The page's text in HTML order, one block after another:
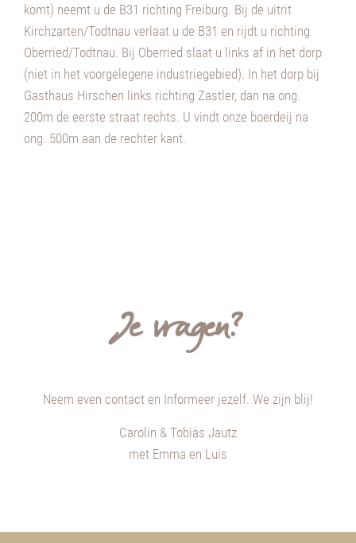
komt) neemt u de B31 richting Freiburg. Bij de uitrit
Kirchzarten/Todtnau verlaat u de B31 en rijdt u richting
Oberried/Todtnau. Bij Oberried slaat u links af in het dorp
(niet in het voorgelegene industriegebied). In het dorp bij
Gasthaus Hirschen links richting Zastler, dan na ong.
200m de eerste straat rechts. U vindt onze boerdeij na
ong. 500m aan de rechter kant.
Je vragen?
Neem even contact en Informeer jezelf. We zijn blij!
Carolin & Tobias Jautz
met Emma en Luis